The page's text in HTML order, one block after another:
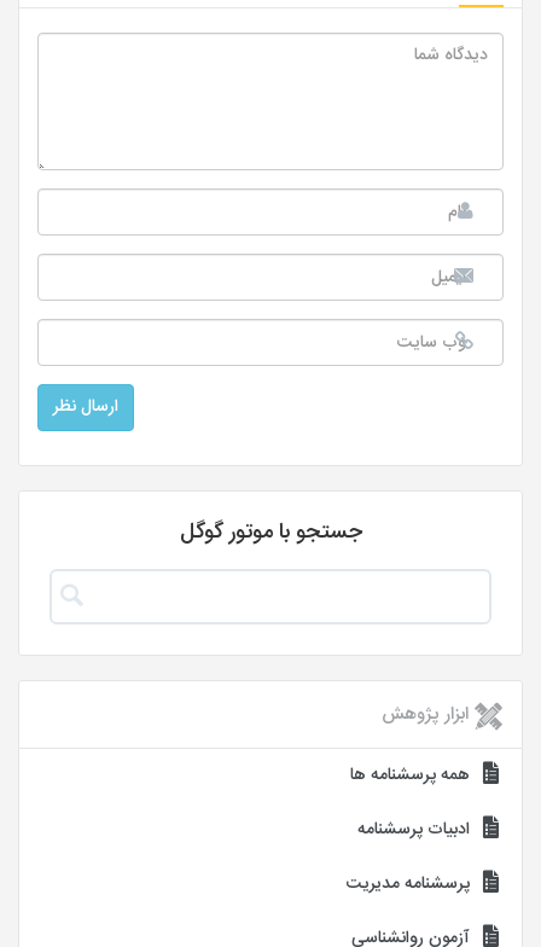
جستجو با موتور گوگل
ابزار پژوهش
همه پرسشنامه ها
ادبیات پرسشنامه
پرسشنامه مدیریت
آزمون روانشناسی